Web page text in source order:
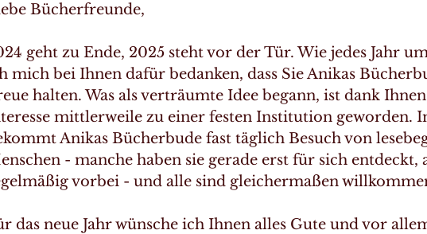
Bücherfreunde,
geht zu Ende, 2025 steht vor der Tür. Wie jedes Jahr
mich bei Ihnen dafür bedanken, dass Sie Anikas
halten. Was als verträumte Idee begann, ist dank
mittlerweile zu einer festen Institution geworden.
Anikas Bücherbude fast täglich Besuch von
- manche haben sie gerade erst für sich entdeckt,
vorbei - und alle sind gleichermaßen
das neue Jahr wünsche ich Ihnen alles Gute und vor